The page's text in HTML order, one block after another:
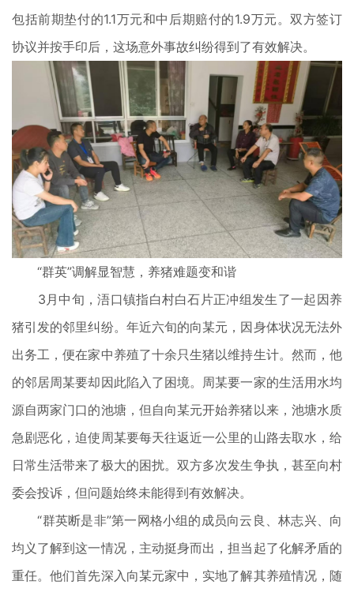
包括前期垫付的1.1万元和中后期赔付的1.9万元。双方签订
协议并按手印后，这场意外事故纠纷得到了有效解决。
“群英”调解显智慧，养猪难题变和谐
3月中旬，浯口镇指白村白石片正冲组发生了一起因养
猪引发的邻里纠纷。年近六旬的向某元，因身体状况无法外
出务工，便在家中养殖了十余只生猪以维持生计。然而，他
的邻居周某要却因此陷入了困境。周某要一家的生活用水均
源自两家门口的池塘，但自向某元开始养猪以来，池塘水质
急剧恶化，迫使周某要每天往返近一公里的山路去取水，给
日常生活带来了极大的困扰。双方多次发生争执，甚至向村
委会投诉，但问题始终未能得到有效解决。
“群英断是非”第一网格小组的成员向云良、林志兴、向
均义了解到这一情况，主动挺身而出，担当起了化解矛盾的
重任。他们首先深入向某元家中，实地了解其养殖情况，随